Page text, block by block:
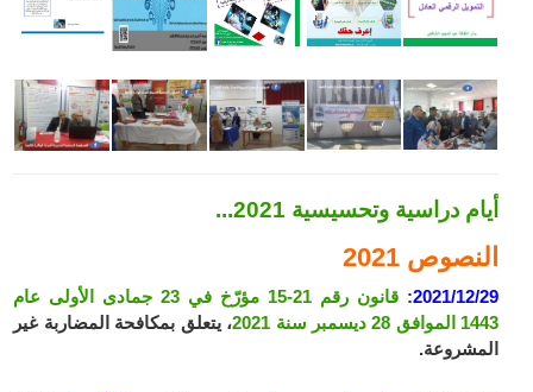
أيام دراسية وتحسيسية 2021...
النصوص 2021
2021/12/29
:
قانون رقم 21-15 مؤرّخ في 23 جمادى الأولى عام
1443 الموافق 28 ديسمبر سنة 2021
، يتعلق بمكافحة المضاربة غير
المشروعة.